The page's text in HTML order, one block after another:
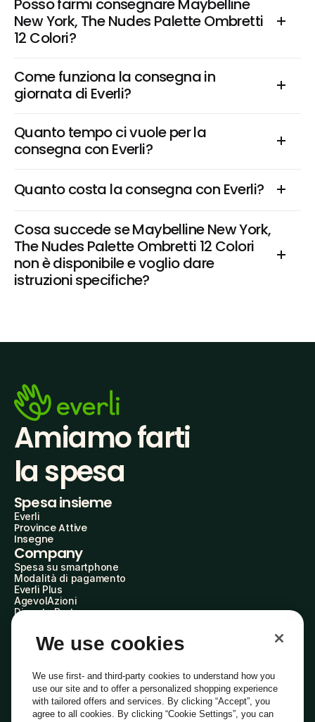
Posso farmi consegnare Maybelline
New York, The Nudes Palette Ombretti
12 Colori?
Come funziona la consegna in
giornata di Everli?
Quanto tempo ci vuole per la
consegna con Everli?
Quanto costa la consegna con Everli?
Cosa succede se Maybelline New York,
The Nudes Palette Ombretti 12 Colori
non è disponibile e voglio dare
istruzioni specifiche?
Amiamo farti
la spesa
Spesa insieme
Everli
Province Attive
Insegne
Company
Spesa su smartphone
Modalità di pagamento
Everli Plus
AgevolAzioni
Diventa Partner
Everli Shoppers
About Us
Everli News
Domande frequenti
Lavora con noi
Diventa Shopper
Investitori
We use cookies
We use first- and third-party cookies to understand how you
use our site and to offer a personalized shopping experience
with tailored offers and services. By clicking “Accept”, you
agree to all cookies. By clicking “Cookie Settings”, you can